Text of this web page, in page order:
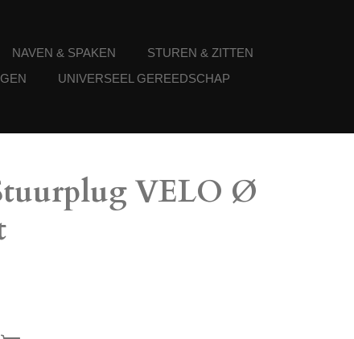
NAVEN & SPAKEN
STUREN & ZITTEN
UNIVERSEEL GEREEDSCHAP
VELO Ø